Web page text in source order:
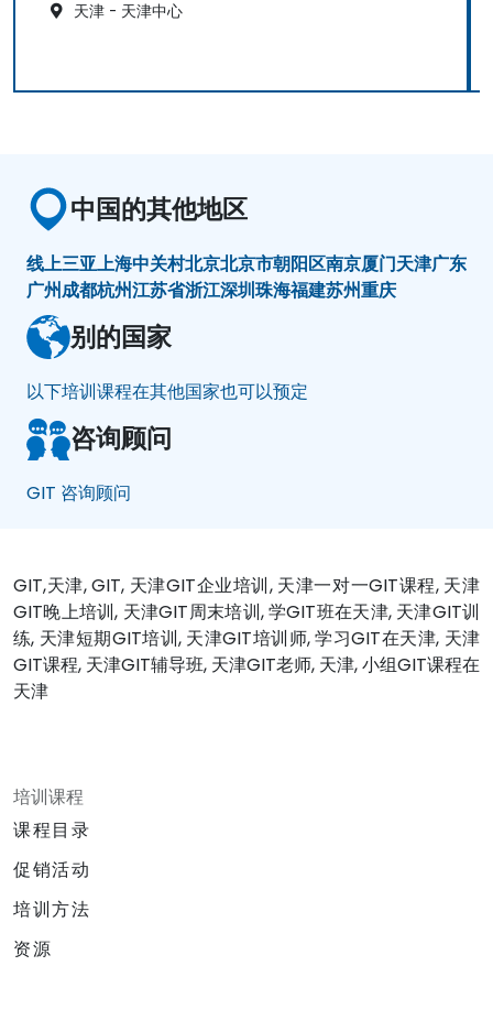
天津 - 天津中心
中国的其他地区
线上三亚上海中关村北京北京市朝阳区南京厦门天津广东
广州成都杭州江苏省浙江深圳珠海福建苏州重庆
别的国家
以下培训课程在其他国家也可以预定
咨询顾问
GIT 咨询顾问
GIT,天津, GIT, 天津GIT企业培训, 天津一对一GIT课程, 天津
GIT晚上培训, 天津GIT周末培训, 学GIT班在天津, 天津GIT训
练, 天津短期GIT培训, 天津GIT培训师, 学习GIT在天津, 天津
GIT课程, 天津GIT辅导班, 天津GIT老师, 天津, 小组GIT课程在
天津
培训课程
课程目录
促销活动
培训方法
资源